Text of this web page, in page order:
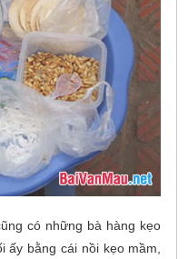
có những bà hàng kẹo
ấy bằng cái nồi kẹo mầm,